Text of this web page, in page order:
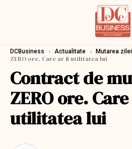
DCBusiness › Actualitate › Mutarea zilei
ZERO ore. Care ar fi utilitatea lui
Contract de
ZERO ore.
utilitatea lui